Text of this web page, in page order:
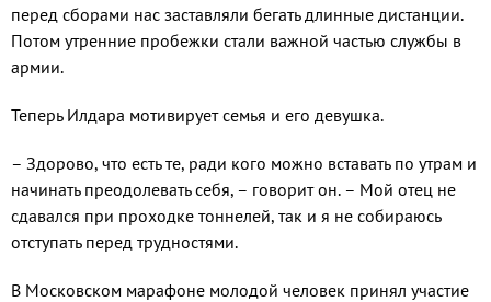
перед сборами нас заставляли бегать длинные дистанции.
По­том утренние пробежки стали важной частью службы в
армии.
Теперь Илдара мотивирует семья и его девушка.
– Здорово, что есть те, ради кого можно вставать по утрам и
начинать преодолевать себя, – говорит он. – Мой отец не
сда­вался при проходке тоннелей, так и я не собираюсь
отступать перед трудностями.
В Московском марафоне мо­лодой человек принял участие